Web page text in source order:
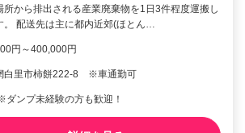
所から排出される産業廃棄物を1日3件程度運搬し
。 配送先は主に都内近郊(ほとん…
円～400,000円
白里市柿餅222-8 ※車通勤可
ダンプ未経験の方も歓迎！